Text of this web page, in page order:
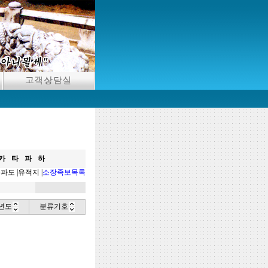
타 파
하
도 유적지 소장족보목록
도 분류기호